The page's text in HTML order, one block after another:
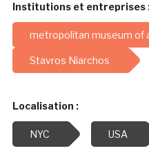
Institutions et entreprises
metropolitan museum of
Stavros Niarchos
Localisation :
NYC USA